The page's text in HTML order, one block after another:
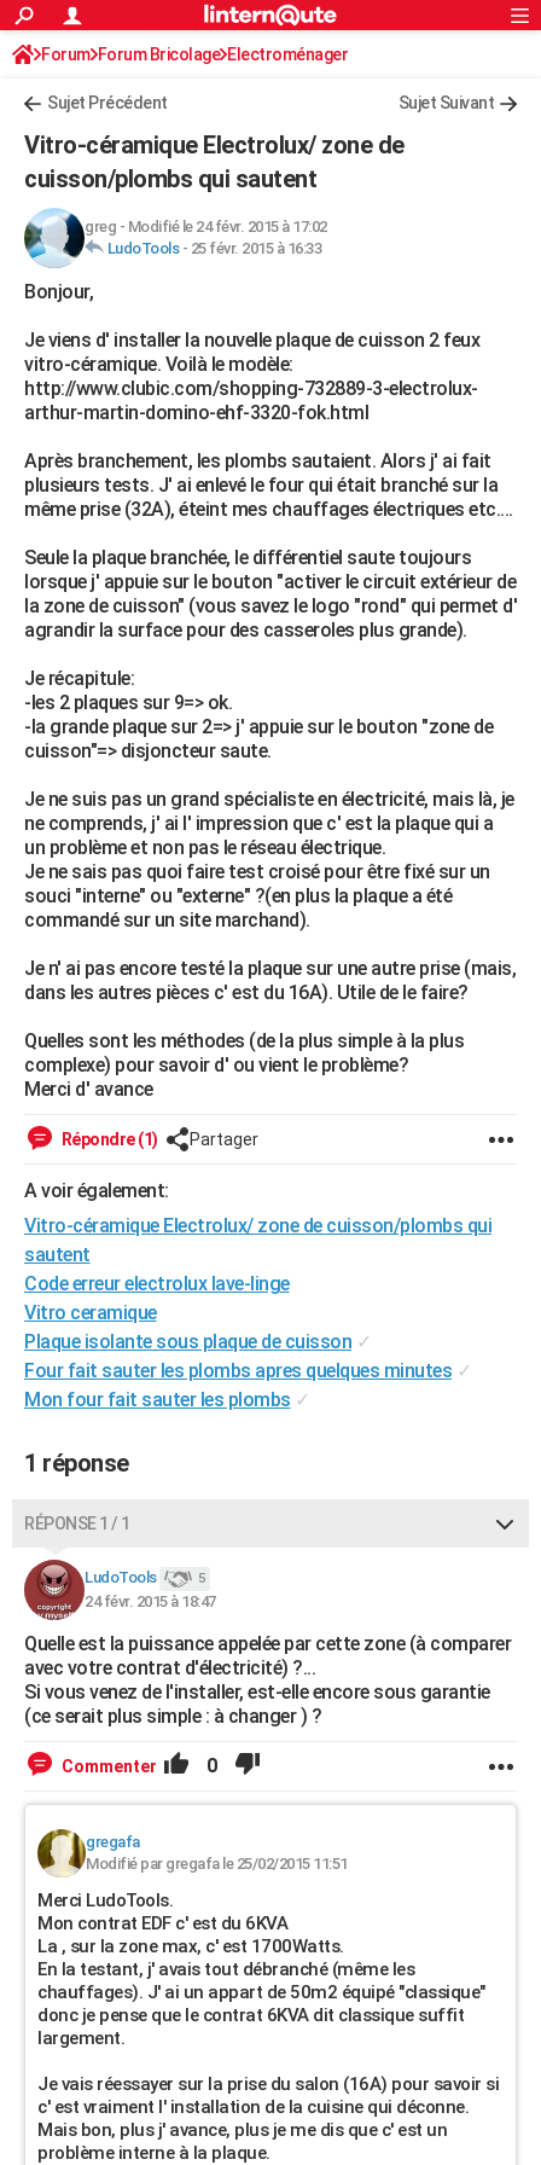
ACTUALITÉS
Politique
Société
Faits Divers
Education
Monde
Villes
+
Programme TV
Streaming
Cinéma
Sorties cinéma
Musique
FINANCE
Retraite
Impôts
Epargne
Immobilier
Risques naturels par ville
Banque
Assurance
Crédit
AUTO
Essais
Réserver un essai
Citadines
Berlines
SUV
Forum auto
HIGH-TECH
Forum
Aménagement intérieur
Extérieur
Cuisine
Salle de bains
Jardinage
Rangement
WEEK-END
Guides de France
Escapades
Patrimoine
Expositions
Musées
Week-end nature
+LIFESTYLE
Art de vivre
Bien-être
Loisirs
Mode
Modes de vie
SANTE
Alimentation
Guide de la santé
Maladies
Médicaments
Sommeil
VOYAGE
Destinations
City break
Voyage nature
Voyage de noces
Forum
Climat
+PHOTO
GUIDES D'ACHAT
BONS PLANS
CARTE DE VOEUX
Carte de Noël
Carte Bonne année
Carte Saint-Valentin
Carte Pâques
Carte d'anniversaire
Dictionnaire
Biographies
Citations
Expressions
Proverbes
PROGRAMME TV
COPAINS D'AVANT
S'inscrire
Se connecter
Lycées
Collèges
Primaires
Universités
Entreprises
Service militaire
Avis de recherche
AVIS DE DÉCÈS
FORUM
Bricolage
Lifestyle
Culture
Sport
Auto
Television
Voyage
Cinema
S'inscrire
Connexion
Forum Forum Bricolage Electroménager
Sujet Précédent Sujet Suivant
Vitro-céramique Electrolux/ zone de
cuisson/plombs qui sautent
greg - Modifié le 24 févr. 2015 à 17:02
LudoTools- 25 févr. 2015 à 16:33
Bonjour,
Je viens d' installer la nouvelle plaque de cuisson 2 feux
vitro-céramique. Voilà le modèle:
http://www.clubic.com/shopping-732889-3-electrolux-
arthur-martin-domino-ehf-3320-fok.html
Après branchement, les plombs sautaient. Alors j' ai fait
plusieurs tests. J' ai enlevé le four qui était branché sur la
même prise (32A), éteint mes chauffages électriques etc....
Seule la plaque branchée, le différentiel saute toujours
lorsque j' appuie sur le bouton "activer le circuit extérieur de
la zone de cuisson" (vous savez le logo "rond" qui permet d'
agrandir la surface pour des casseroles plus grande).
Je récapitule:
-les 2 plaques sur 9=> ok.
-la grande plaque sur 2=> j' appuie sur le bouton "zone de
cuisson"=> disjoncteur saute.
Je ne suis pas un grand spécialiste en électricité, mais là, je
ne comprends, j' ai l' impression que c' est la plaque qui a
un problème et non pas le réseau électrique.
Je ne sais pas quoi faire test croisé pour être fixé sur un
souci "interne" ou "externe" ?(en plus la plaque a été
commandé sur un site marchand).
Je n' ai pas encore testé la plaque sur une autre prise (mais,
dans les autres pièces c' est du 16A). Utile de le faire?
Quelles sont les méthodes (de la plus simple à la plus
complexe) pour savoir d' ou vient le problème?
Merci d' avance
Répondre (1) Partager
A voir également:
Vitro-céramique Electrolux/ zone de cuisson/plombs qui
sautent
Code erreur electrolux lave-linge
Vitro ceramique
Plaque isolante sous plaque de cuisson ✓
Four fait sauter les plombs apres quelques minutes ✓
Mon four fait sauter les plombs ✓
1 réponse
RÉPONSE 1 / 1
LudoTools 5
24 févr. 2015 à 18:47
Quelle est la puissance appelée par cette zone (à comparer
avec votre contrat d'électricité) ?...
Si vous venez de l'installer, est-elle encore sous garantie
(ce serait plus simple : à changer ) ?
Commenter 0
gregafa
Modifié par gregafa le 25/02/2015 11:51
Merci LudoTools.
Mon contrat EDF c' est du 6KVA
La , sur la zone max, c' est 1700Watts.
En la testant, j' avais tout débranché (même les
chauffages). J' ai un appart de 50m2 équipé "classique"
donc je pense que le contrat 6KVA dit classique suffit
largement.
Je vais réessayer sur la prise du salon (16A) pour savoir si
c' est vraiment l' installation de la cuisine qui déconne.
Mais bon, plus j' avance, plus je me dis que c' est un
problème interne à la plaque.